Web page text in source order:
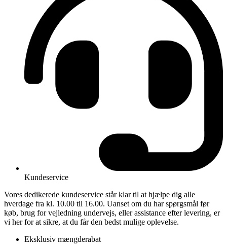
Kundeservice
Vores dedikerede kundeservice står klar til at hjælpe dig alle
hverdage fra kl. 10.00 til 16.00. Uanset om du har spørgsmål før
køb, brug for vejledning undervejs, eller assistance efter levering, er
vi her for at sikre, at du får den bedst mulige oplevelse.
Eksklusiv mængderabat